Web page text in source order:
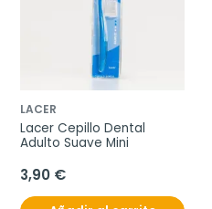
LACER
Lacer Cepillo Dental
Adulto Suave Mini
3,90 €